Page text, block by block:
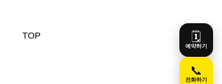
TOP 🗓️
예약하기
📞
전화하기